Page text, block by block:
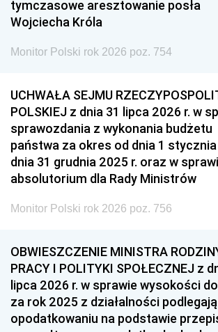
tymczasowe aresztowanie posła
Wojciecha Króla
Monitor Polski rok 2026 poz. 754
UCHWAŁA SEJMU
POLSKIEJ z dnia 31 lipca 2026 r. w
sprawozdania z wykonania budżetu
państwa za okres od dnia 1
dnia 31 grudnia 2025 r. oraz w
absolutorium dla Rady Ministrów
Monitor Polski rok 2026 poz. 756
OBWIESZCZENIE MINISTRA
PRACY I POLITYKI SPOŁECZNEJ z
lipca 2026 r. w sprawie wysokości
za rok 2025 z działalności
opodatkowaniu na podstawie